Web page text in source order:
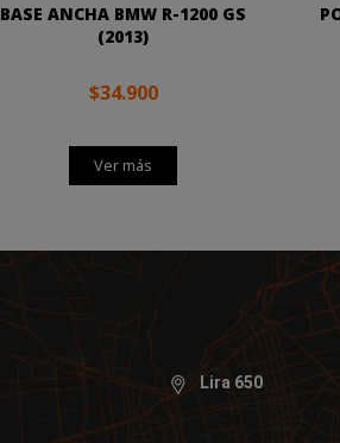
BASE ANCHA BMW R-1200 GS
(2013)
$34.900
Ver más
Lira 650